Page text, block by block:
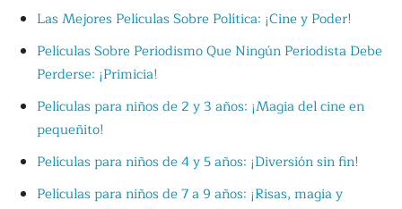
Las Mejores Películas Sobre Política: ¡Cine y Poder!
Películas Sobre Periodismo Que Ningún Periodista Debe
Perderse: ¡Primicia!
Películas para niños de 2 y 3 años: ¡Magia del cine en
pequeñito!
Películas para niños de 4 y 5 años: ¡Diversión sin fin!
Películas para niños de 7 a 9 años: ¡Risas, magia y